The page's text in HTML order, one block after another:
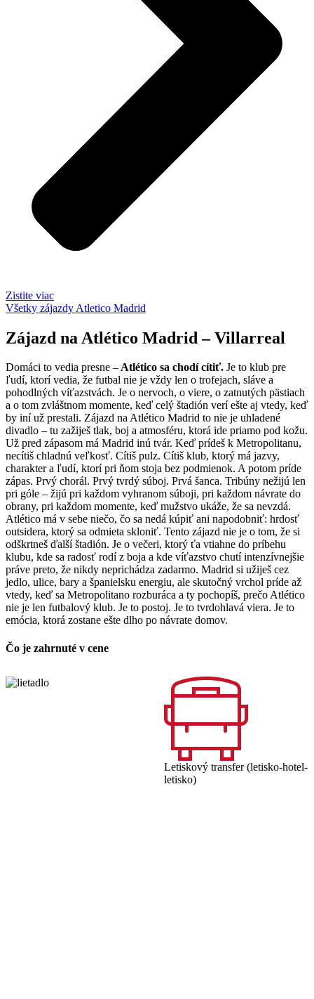
Zistite viac
Všetky zájazdy Atletico Madrid
Zájazd na Atlético Madrid – Villarreal
Domáci to vedia presne –Atlético sa chodí cítiť. Je to klub pre
ľudí, ktorí vedia, že futbal nie je vždy len o trofejach, sláve a
pohodlných víťazstvách. Je o nervoch, o viere, o zatnutých pästiach
a o tom zvláštnom momente, keď celý štadión verí ešte aj vtedy, keď
by iní už prestali. Zájazd na Atlético Madrid to nie je uhladené
divadlo – tu zažiješ tlak, boj a atmosféru, ktorá ide priamo pod kožu.
Už pred zápasom má Madrid inú tvár. Keď prídeš k Metropolitanu,
necítiš chladnú veľkosť. Cítiš pulz. Cítiš klub, ktorý má jazvy,
charakter a ľudí, ktorí pri ňom stoja bez podmienok. A potom príde
zápas. Prvý chorál. Prvý tvrdý súboj. Prvá šanca. Tribúny nežijú len
pri góle – žijú pri každom vyhranom súboji, pri každom návrate do
obrany, pri každom momente, keď mužstvo ukáže, že sa nevzdá.
Atlético má v sebe niečo, čo sa nedá kúpiť ani napodobniť: hrdosť
outsidera, ktorý sa odmieta skloniť. Tento zájazd nie je o tom, že si
odškrtneš ďalší štadión. Je o večeri, ktorý ťa vtiahne do príbehu
klubu, kde sa radosť rodí z boja a kde víťazstvo chutí intenzívnejšie
práve preto, že nikdy neprichádza zadarmo. Madrid si užiješ cez
jedlo, ulice, bary a španielsku energiu, ale skutočný vrchol príde až
vtedy, keď sa Metropolitano rozburáca a ty pochopíš, prečo Atlético
nie je len futbalový klub. Je to postoj. Je to tvrdohlavá viera. Je to
emócia, ktorá zostane ešte dlho po návrate domov.
Čo je zahrnuté v cene
Letiskový transfer (letisko-hotel-
letisko)